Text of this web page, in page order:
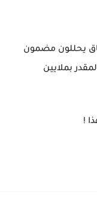
يحللون مضمون
بملايين
!